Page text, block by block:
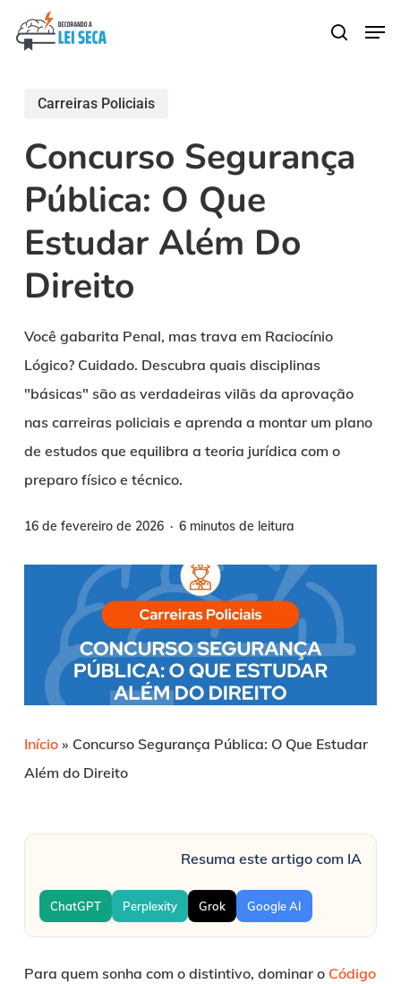
content
search
Carreiras Policiais
Concurso Segurança
Pública: O Que
Estudar Além Do
Direito
Você gabarita Penal, mas trava em Raciocínio
Lógico? Cuidado. Descubra quais disciplinas
"básicas" são as verdadeiras vilãs da aprovação
nas carreiras policiais e aprenda a montar um plano
de estudos que equilibra a teoria jurídica com o
preparo físico e técnico.
16 de fevereiro de 2026 6 minutos de leitura
Início» Concurso Segurança Pública: O Que Estudar
Além do Direito
Resuma este artigo com IA
ChatGPT Perplexity Grok Google AI
Para quem sonha com o distintivo, dominar o Código